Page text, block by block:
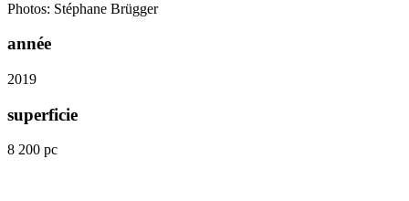
Photos: Stéphane Brügger
année
2019
superficie
8 200 pc